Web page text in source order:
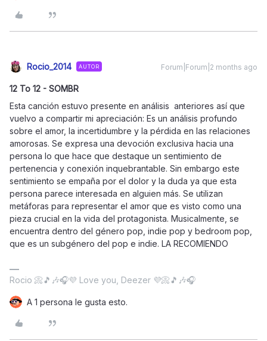
Rocio_2014 AUTOR Forum|Forum|2 months ago
12 To 12 - SOMBR
Esta canción estuvo presente en análisis anteriores así que
vuelvo a compartir mi apreciación: Es un análisis profundo
sobre el amor, la incertidumbre y la pérdida en las relaciones
amorosas. Se expresa una devoción exclusiva hacia una
persona lo que hace que destaque un sentimiento de
pertenencia y conexión inquebrantable. Sin embargo este
sentimiento se empaña por el dolor y la duda ya que esta
persona parece interesada en alguien más. Se utilizan
metáforas para representar el amor que es visto como una
pieza crucial en la vida del protagonista. Musicalmente, se
encuentra dentro del género pop, indie pop y bedroom pop,
que es un subgénero del pop e indie. LA RECOMIENDO
Rocio 📀🎵🎶🎧💜 Love you, Deezer 💜📀🎵🎶🎧
A 1 persona le gusta esto.